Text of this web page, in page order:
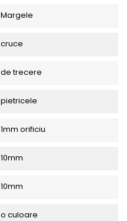
Margele
cruce
de trecere
pietricele
1mm orificiu
10mm
10mm
o culoare